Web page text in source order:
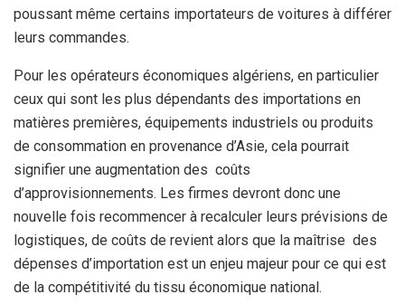
poussant même certains importateurs de voitures à différer
leurs commandes.
Pour les opérateurs économiques algériens, en particulier
ceux qui sont les plus dépendants des importations en
matières premières, équipements industriels ou produits
de consommation en provenance d’Asie, cela pourrait
signifier une augmentation des coûts
d’approvisionnements. Les firmes devront donc une
nouvelle fois recommencer à recalculer leurs prévisions de
logistiques, de coûts de revient alors que la maîtrise des
dépenses d’importation est un enjeu majeur pour ce qui est
de la compétitivité du tissu économique national.